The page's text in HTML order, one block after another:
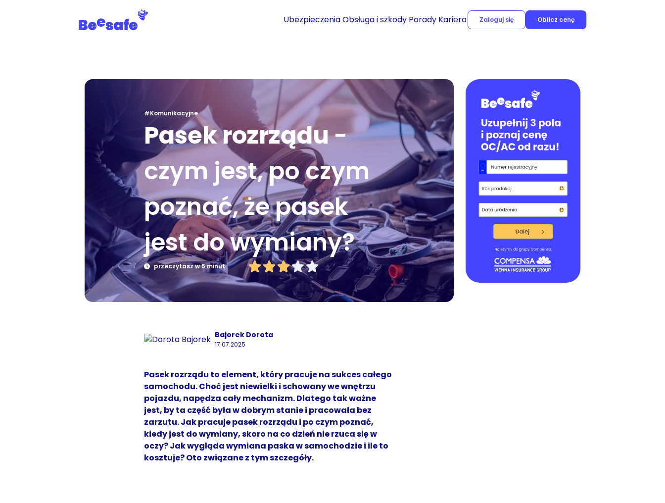
UbezpieczeniaObsługa i szkody Porady Kariera Zaloguj się Oblicz cenę
#Komunikacyjne
Pasek rozrządu-
czym jest, po czym
poznać, że pasek
jest do wymiany?
przeczytasz w 5 minut
Bajorek Dorota
17.07.2025
Pasek rozrządu to element, który pracuje na sukces całego
samochodu. Choć jest niewielki i schowany we wnętrzu
pojazdu, napędza cały mechanizm. Dlatego tak ważne
jest, by ta część była w dobrym stanie i pracowała bez
zarzutu. Jak pracuje pasek rozrządu i po czym poznać,
kiedy jest do wymiany, skoro na co dzień nie rzuca się w
oczy? Jak wygląda wymiana paska w samochodzie i ile to
kosztuje? Oto związane z tym szczegóły.